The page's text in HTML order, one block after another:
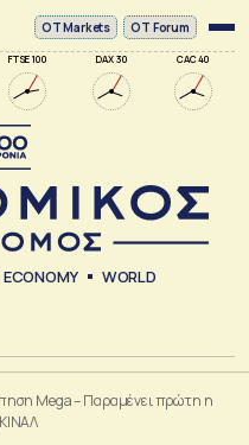
FTSE 100 DAX 30 CAC 40
ΟΤ Markets OT Forum
ECONOMY WORLD
Mega – Παραμένει πρώτη η